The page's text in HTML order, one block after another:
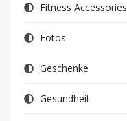
Fitness Accessories
Fotos
Geschenke
Gesundheit